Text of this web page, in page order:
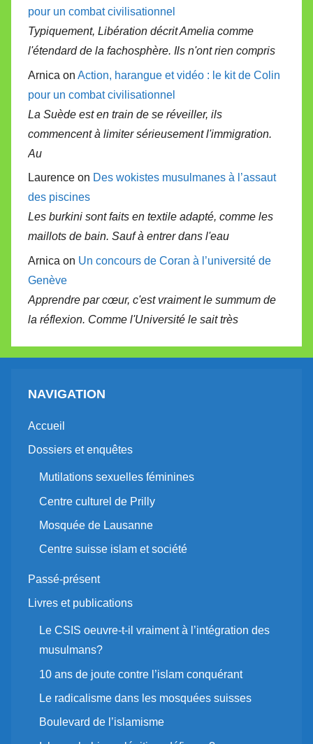
pour un combat civilisationnel
Typiquement, Libération décrit Amelia comme
l'étendard de la fachosphère. Ils n'ont rien compris
Arnica on Action, harangue et vidéo : le kit de Colin
pour un combat civilisationnel
La Suède est en train de se réveiller, ils
commencent à limiter sérieusement l'immigration.
Au
Laurence on Des wokistes musulmanes à l’assaut
des piscines
Les burkini sont faits en textile adapté, comme les
maillots de bain. Sauf à entrer dans l'eau
Arnica on Un concours de Coran à l’université de
Genève
Apprendre par cœur, c'est vraiment le summum de
la réflexion. Comme l'Université le sait très
NAVIGATION
Accueil
Dossiers et enquêtes
Mutilations sexuelles féminines
Centre culturel de Prilly
Mosquée de Lausanne
Centre suisse islam et société
Passé-présent
Livres et publications
Le CSIS oeuvre-t-il vraiment à l’intégration des
musulmans?
10 ans de joute contre l’islam conquérant
Le radicalisme dans les mosquées suisses
Boulevard de l’islamisme